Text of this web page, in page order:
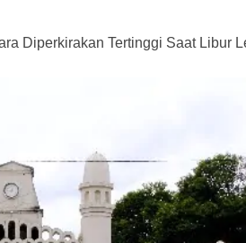
Diperkirakan Tertinggi Saat Libur